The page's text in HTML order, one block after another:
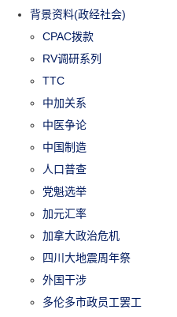
背景资料(政经社会)
CPAC拨款
RV调研系列
TTC
中加关系
中医争论
中国制造
人口普查
党魁选举
加元汇率
加拿大政治危机
四川大地震周年祭
外国干涉
多伦多市政员工罢工